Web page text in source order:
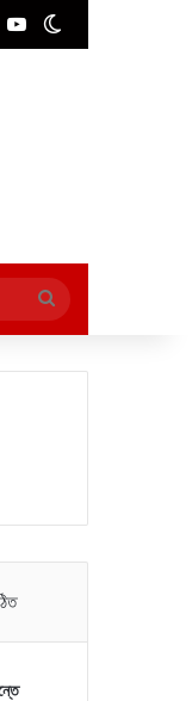
YouTube
এখানে
খুঁজুন